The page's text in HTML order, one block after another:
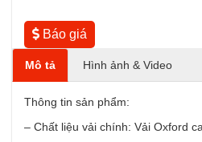
Báo giá
Mô tả Hình ảnh & Video
Thông tin sản phẩm:
– Chất liệu vải chính: Vải Oxford